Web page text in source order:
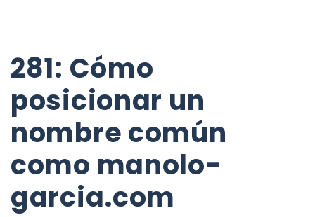
281: Cómo
posicionar un
nombre común
como manolo-
garcia.com